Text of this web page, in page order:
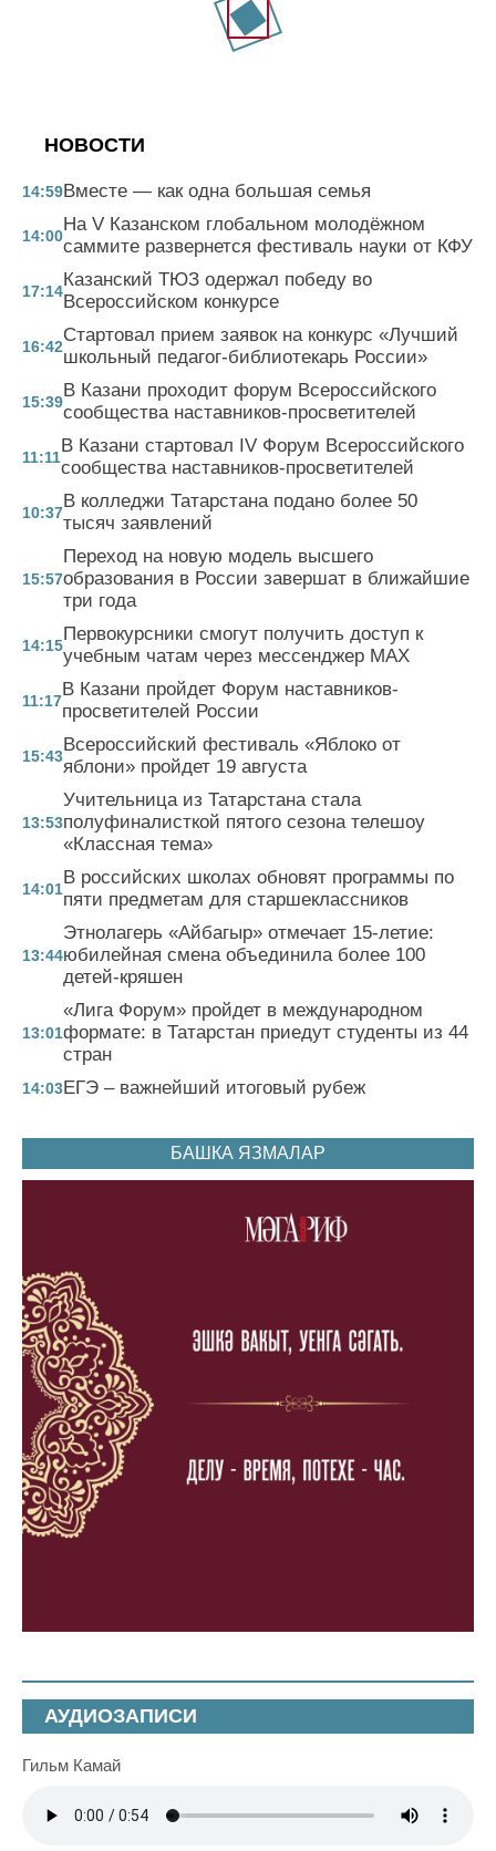
НОВОСТИ
14:59Вместе — как одна большая семья
14:00
На V Казанском глобальном молодёжном
саммите развернется фестиваль науки от КФУ
17:14
Казанский ТЮЗ одержал победу во
Всероссийском конкурсе
16:42
Стартовал прием заявок на конкурс «Лучший
школьный педагог-библиотекарь России»
15:39
В Казани проходит форум Всероссийского
сообщества наставников-просветителей
11:11
В Казани стартовал IV Форум Всероссийского
сообщества наставников-просветителей
10:37
В колледжи Татарстана подано более 50
тысяч заявлений
15:57
Переход на новую модель высшего
образования в России завершат в ближайшие
три года
14:15
Первокурсники смогут получить доступ к
учебным чатам через мессенджер MAX
11:17
В Казани пройдет Форум наставников-
просветителей России
15:43
Всероссийский фестиваль «Яблоко от
яблони» пройдет 19 августа
13:53
Учительница из Татарстана стала
полуфиналисткой пятого сезона телешоу
«Классная тема»
14:01
В российских школах обновят программы по
пяти предметам для старшеклассников
13:44
Этнолагерь «Айбагыр» отмечает 15-летие:
юбилейная смена объединила более 100
детей-кряшен
13:01
«Лига Форум» пройдет в международном
формате: в Татарстан приедут студенты из 44
стран
14:03ЕГЭ – важнейший итоговый рубеж
БАШКА ЯЗМАЛАР
АУДИОЗАПИСИ
Гильм Камай